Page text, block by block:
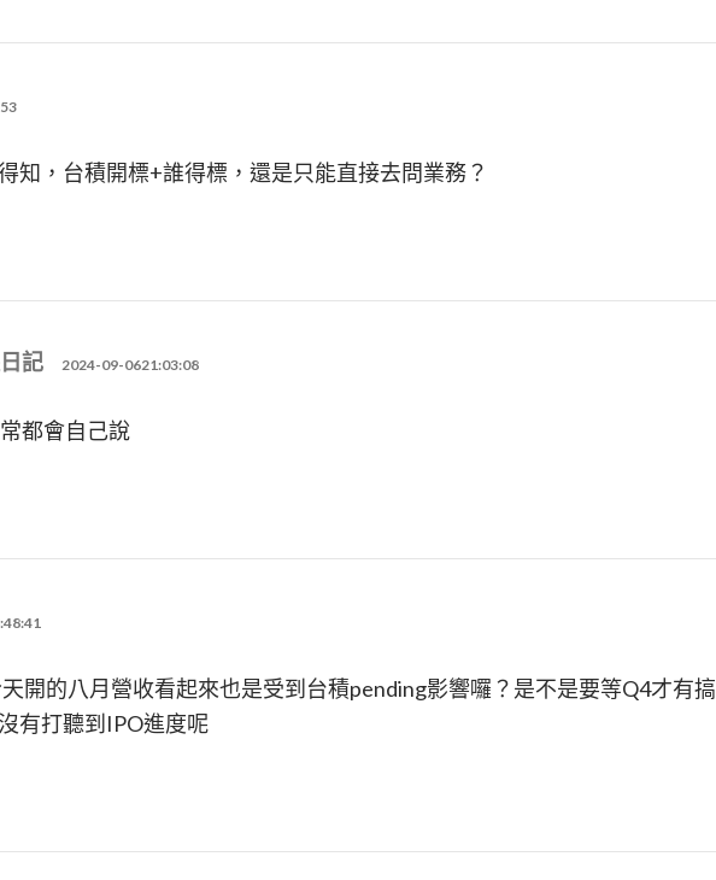
知，台積開標+誰得標，還是只能直接去問業務？
記 2024-09-0621:03:08
都會自己說
開的八月營收看起來也是受到台積pending影響囉？是不是要等Q4才有搞
有打聽到IPO進度呢